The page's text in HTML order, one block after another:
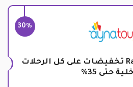
30%
كود خصم Raynatours تخفيضات على كل الرحلات
حتى 35%